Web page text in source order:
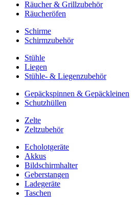
Räucher & Grillzubehör
Räucheröfen
Schirme
Schirmzubehör
Stühle
Liegen
Stühle- & Liegenzubehör
Gepäckspinnen & Gepäckleinen
Schutzhüllen
Zelte
Zeltzubehör
Echolotgeräte
Akkus
Bildschirmhalter
Geberstangen
Ladegeräte
Taschen